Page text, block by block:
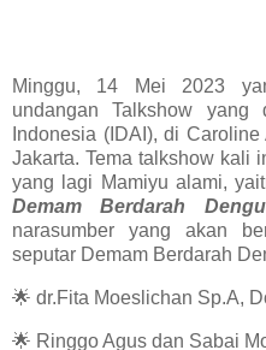
Minggu, 14 Mei 2023
undangan Talkshow
Indonesia (IDAI), di
Jakarta. Tema talkshow kali
yang lagi Mamiyu alami,
Demam Berdarah
narasumber yang akan
seputar Demam Berdarah
🌟 dr.Fita Moeslichan Sp.A,
🌟 Ringgo Agus dan Sabai